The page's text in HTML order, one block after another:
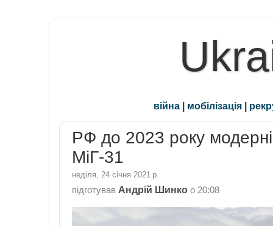
війна | мобілізація |
РФ до 2023 року
МіГ-31
неділя, 24 січня 2021 р.
підготував Андрій Шинко о 20:08